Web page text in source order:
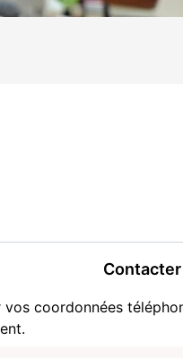
vos coordonnées